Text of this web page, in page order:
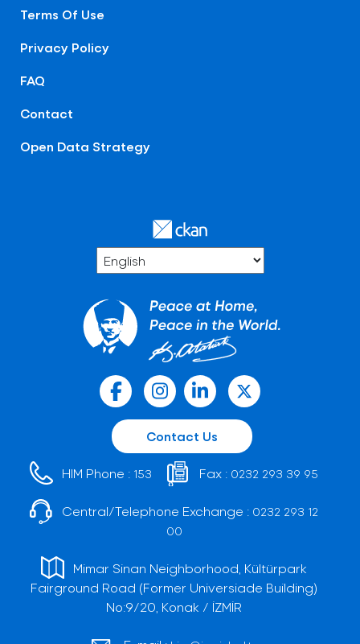
Terms Of Use
Privacy Policy
FAQ
Contact
Open Data Strategy
Contact Us
HIM Phone : 153 Fax : 0232 293 39 95
Central/Telephone Exchange : 0232 293 12
00
Mimar Sinan Neighborhood, Kültürpark
Fairground Road (Former Universiade Building)
No:9/20, Konak / İZMİR